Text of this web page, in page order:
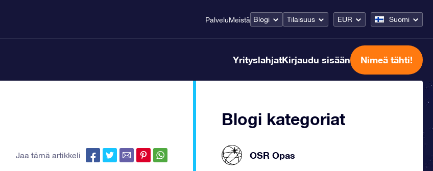
PalveluMeistä Blogi Tilaisuus EUR Suomi
YrityslahjatKirjaudu sisään Nimeä tähti!
Jaa tämä artikkeli
Blogi kategoriat
OSR Opas